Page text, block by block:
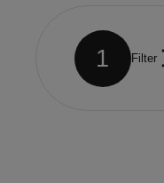
1 Filter